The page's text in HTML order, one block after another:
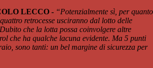
LECCO - “Potenzialmente sì, per quanto
retrocesse usciranno dal lotto delle
che la lotta possa coinvolgere altre
che ha qualche lacuna evidente. Ma 5 punti
sono tanti: un bel margine di sicurezza per